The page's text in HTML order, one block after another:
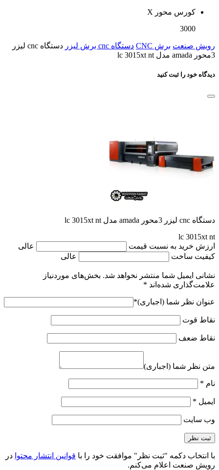
کورس محور X
3000
رویش صنعت برش CNC دستگاه cnc برش لیزر
دستگاه cnc لیزر
3محور amada مدل lc 3015xt nt
دیدگاه خود را ثبت کنید
دستگاه cnc لیزر 3محور amada مدل lc 3015xt nt
lc 3015xt nt
ارزش خرید به نسبت قیمت
عالی
کیفیت ساخت
عالی
نشانی ایمیل شما منتشر نخواهد شد. بخش‌های موردنیاز
علامت‌گذاری شده‌اند *
عنوان نظر شما (اجباری)*
نقاط قوت
نقاط ضعف
متن نظر شما (اجباری)
نام *
ایمیل *
وب‌ سایت
با انتخاب دکمه "ثبت نظر" موافقت خود را با قوانین انتشار محتوا در
رویش صنعت اعلام می‌کنم.